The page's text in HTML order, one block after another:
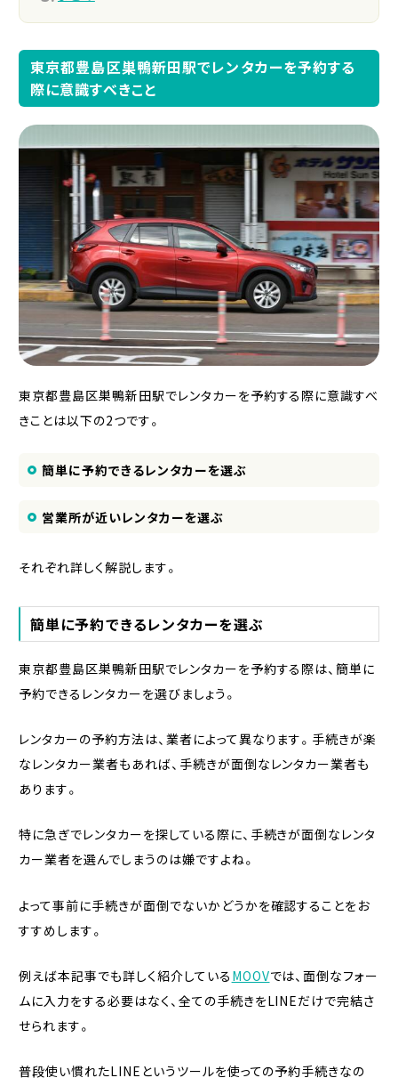
東京都豊島区巣鴨新田駅でレンタカーを予約する
際に意識すべきこと
東京都豊島区巣鴨新田駅でレンタカーを予約する際に意識すべ
きことは以下の2つです。
簡単に予約できるレンタカーを選ぶ
営業所が近いレンタカーを選ぶ
それぞれ詳しく解説します。
簡単に予約できるレンタカーを選ぶ
東京都豊島区巣鴨新田駅でレンタカーを予約する際は、簡単に
予約できるレンタカーを選びましょう。
レンタカーの予約方法は、業者によって異なります。手続きが楽
なレンタカー業者もあれば、手続きが面倒なレンタカー業者も
あります。
特に急ぎでレンタカーを探している際に、手続きが面倒なレンタ
カー業者を選んでしまうのは嫌ですよね。
よって事前に手続きが面倒でないかどうかを確認することをお
すすめします。
例えば本記事でも詳しく紹介している MOOVでは、面倒なフォー
ムに入力をする必要はなく、全ての手続きをLINEだけで完結さ
せられます。
普段使い慣れたLINEというツールを使っての予約手続きなの